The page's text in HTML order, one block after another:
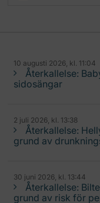
10 augusti 2026, kl. 11:04
Återkallelse:
sidosängar
2 juli 2026, kl. 13:38
Återkallelse:
grund av
30 juni 2026, kl. 13:44
Återkallelse:
grund av risk för